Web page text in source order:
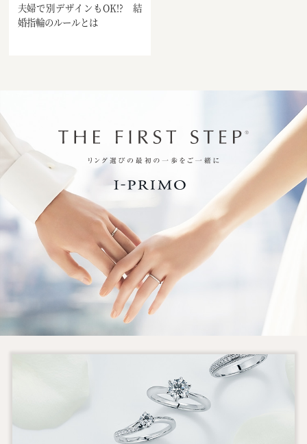
夫婦で別デザインもOK!? 結
婚指輪のルールとは